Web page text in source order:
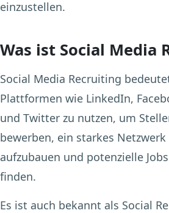
einzustellen.
Was ist Social Media
Social Media Recruiting
Plattformen wie LinkedIn,
und Twitter zu nutzen, um
bewerben, ein starkes
aufzubauen und potenzielle
finden.
Es ist auch bekannt als Social